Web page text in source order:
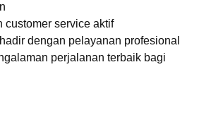
customer service aktif
dengan pelayanan profesional
perjalanan terbaik bagi